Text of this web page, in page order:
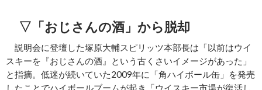
▽「おじさんの酒」から脱却
説明会に登壇した塚原大輔スピリッツ本部長は「以前はウイ
スキーを『おじさんの酒』という古くさいイメージがあった」
と指摘。低迷が続いていた2009年に「角ハイボール缶」を発売
したことでハイボールブームが起き「ウイスキー市場が復活し